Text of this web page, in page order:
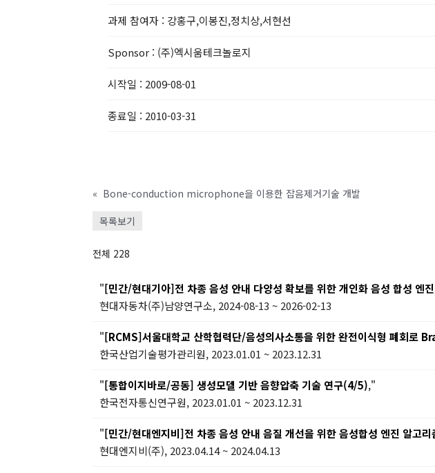
과제 참여자 : 강홍구,이봉진,정치상,서현선
Sponsor : (주)엑시움테크놀로지
시작일 : 2009-08-01
종료일 : 2010-03-31
« Bone-conduction microphone을 이용한 잡음제거기술 개발
목록보기
전체 228
"[민간/현대기아]전 차종 음성 안내 다양성 확보를 위한 개인화 음성 합성 엔
현대자동차(주)남양연구소, 2024-08-13 ~ 2026-02-13
"[RCMS]서울대학교 산학협력단/음성의사소통을 위한 완전이식형 폐회로
한국산업기술평가관리원, 2023.01.01 ~ 2023.12.31
"[통합이지바로/공동] 생성모델 기반 음향압축 기술 연구(4/5),"
한국전자통신연구원, 2023.01.01 ~ 2023.12.31
"[민간/현대엔지비]전 차종 음성 안내 음질 개선을 위한 음성합성 엔진 알고리
현대엔지비(주), 2023.04.14 ~ 2024.04.13